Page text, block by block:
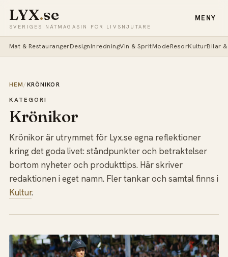
LYX.se
SVERIGES NÄTMAGASIN FÖR LIVSNJUTARE
MENY
Mat & RestaurangerDesignInredningVin & SpritModeResorKulturBilar
HEM / KRÖNIKOR
KATEGORI
Krönikor
Krönikor är utrymmet för Lyx.se egna reflektioner
kring det goda livet: ståndpunkter och betraktelser
bortom nyheter och produkttips. Här skriver
redaktionen i eget namn. Fler tankar och samtal finns i
Kultur.